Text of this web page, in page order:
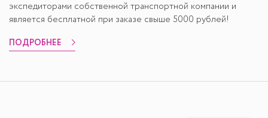
экспедиторами собственной транспортной компании и
является бесплатной при заказе свыше 5000 рублей!
ПОДРОБНЕЕ